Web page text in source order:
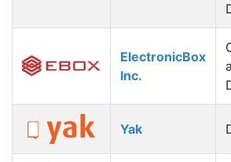
ElectronicBox
Inc.
Yak